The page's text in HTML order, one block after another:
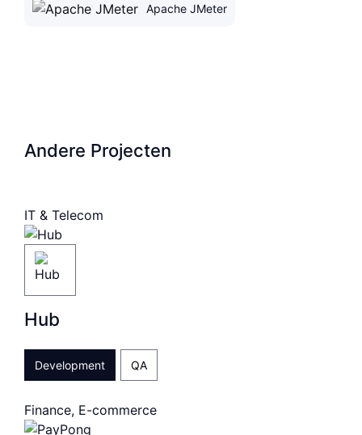
Apache JMeter
Andere Projecten
IT & Telecom
Hub
Development QA
Finance, E-commerce